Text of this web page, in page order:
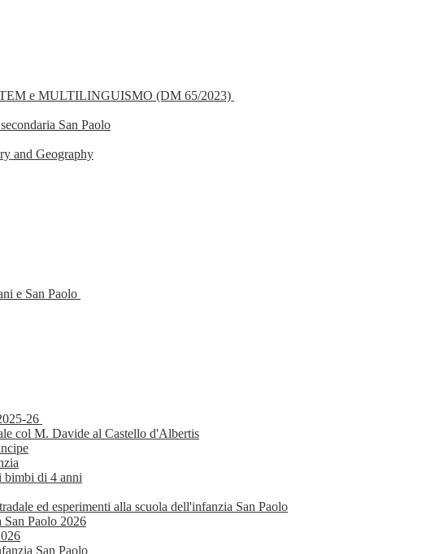
e MULTILINGUISMO (DM 65/2023)
San Paolo
and Geography
e San Paolo
26
col M. Davide al Castello d'Albertis
bimbi di 4 anni
ed esperimenti alla scuola dell'infanzia San Paolo
Paolo 2026
San Paolo